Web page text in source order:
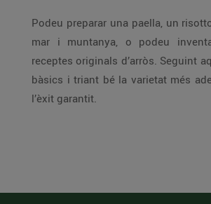
Podeu preparar una paella, un
mar i muntanya, o podeu
receptes originals d’arròs. Seguint
bàsics i triant bé la varietat més
l’èxit garantit.